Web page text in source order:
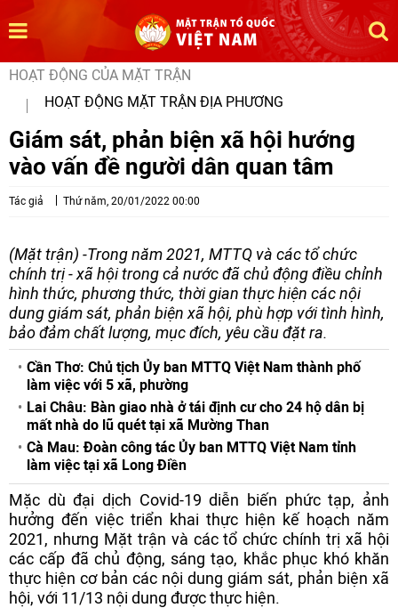
HOẠT ĐỘNG CỦA MẶT TRẬN
HOẠT ĐỘNG MẶT TRẬN ĐỊA PHƯƠNG
Giám sát, phản biện xã hội hướng
vào vấn đề người dân quan tâm
Tác giả Thứ năm, 20/01/2022 00:00
(Mặt trận) -Trong năm 2021, MTTQ và các tổ chức
chính trị - xã hội trong cả nước đã chủ động điều chỉnh
hình thức, phương thức, thời gian thực hiện các nội
dung giám sát, phản biện xã hội, phù hợp với tình hình,
bảo đảm chất lượng, mục đích, yêu cầu đặt ra.
Cần Thơ: Chủ tịch Ủy ban MTTQ Việt Nam thành phố
làm việc với 5 xã, phường
Lai Châu: Bàn giao nhà ở tái định cư cho 24 hộ dân bị
mất nhà do lũ quét tại xã Mường Than
Cà Mau: Đoàn công tác Ủy ban MTTQ Việt Nam tỉnh
làm việc tại xã Long Điền
Mặc dù đại dịch Covid-19 diễn biến phức tạp, ảnh
hưởng đến việc triển khai thực hiện kế hoạch năm
2021, nhưng Mặt trận và các tổ chức chính trị xã hội
các cấp đã chủ động, sáng tạo, khắc phục khó khăn
thực hiện cơ bản các nội dung giám sát, phản biện xã
hội, với 11/13 nội dung được thực hiện.